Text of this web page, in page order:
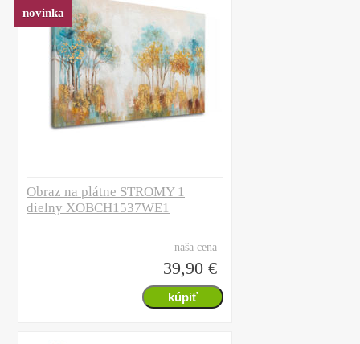
Obraz na plátne STROMY 1
dielny XOBCH1537WE1
naša cena
39,90 €
novinka